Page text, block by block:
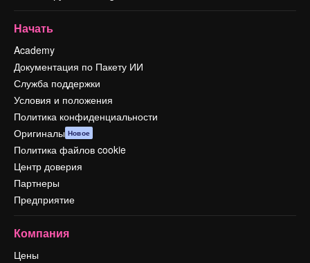
Начать
Academy
Документация по Пакету ИИ
Служба поддержки
Условия и положения
Политика конфиденциальности
Оригиналы Новое
Политика файлов cookie
Центр доверия
Партнеры
Предприятие
Компания
Цены